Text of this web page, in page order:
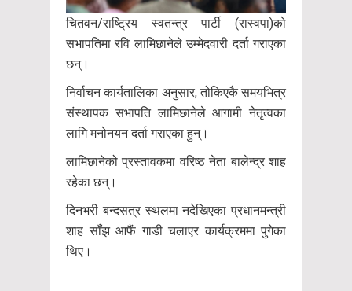
चितवन/राष्ट्रिय स्वतन्त्र पार्टी (रास्वपा)को
सभापतिमा रवि लामिछानेले उम्मेदवारी दर्ता गराएका
छन्।
निर्वाचन कार्यतालिका अनुसार, तोकिएकै समयभित्र
संस्थापक सभापति लामिछानेले आगामी नेतृत्वका
लागि मनोनयन दर्ता गराएका हुन्।
लामिछानेको प्रस्तावकमा वरिष्ठ नेता बालेन्द्र शाह
रहेका छन्।
दिनभरी बन्दसत्र स्थलमा नदेखिएका प्रधानमन्त्री
शाह साँझ आफैं गाडी चलाएर कार्यक्रममा पुगेका
थिए।